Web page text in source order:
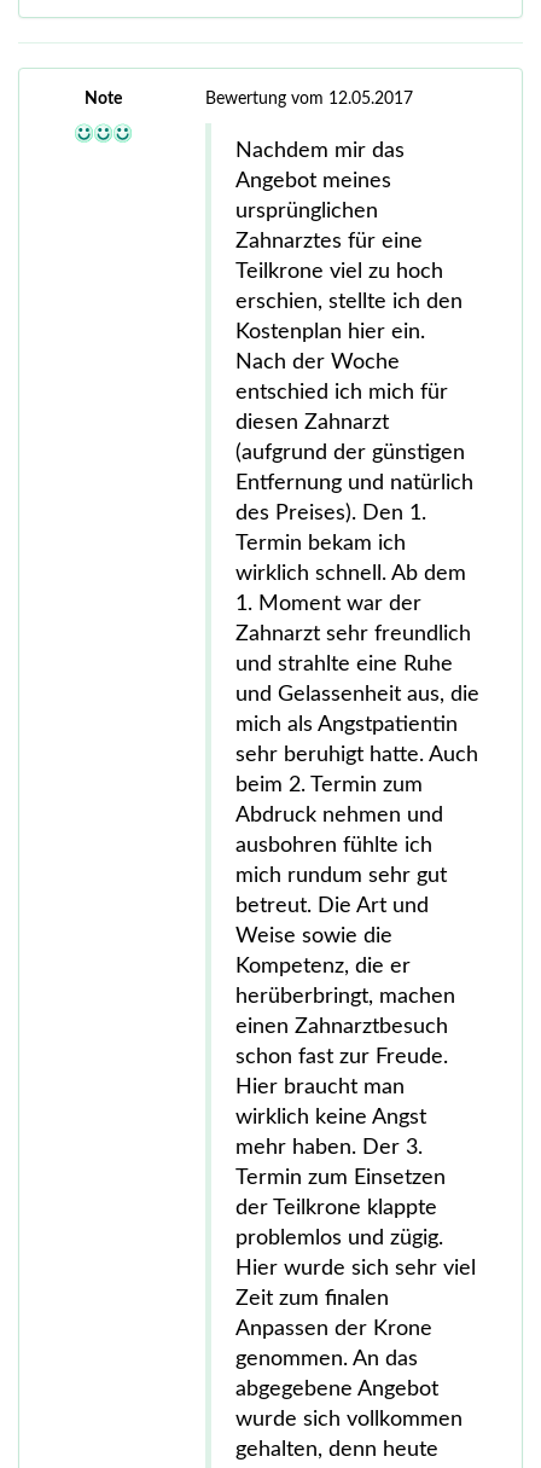
Note Bewertung vom 12.05.2017
Nachdem mir das
Angebot meines
ursprünglichen
Zahnarztes für eine
Teilkrone viel zu hoch
erschien, stellte ich den
Kostenplan hier ein.
Nach der Woche
entschied ich mich für
diesen Zahnarzt
(aufgrund der günstigen
Entfernung und natürlich
des Preises). Den 1.
Termin bekam ich
wirklich schnell. Ab dem
1. Moment war der
Zahnarzt sehr freundlich
und strahlte eine Ruhe
und Gelassenheit aus, die
mich als Angstpatientin
sehr beruhigt hatte. Auch
beim 2. Termin zum
Abdruck nehmen und
ausbohren fühlte ich
mich rundum sehr gut
betreut. Die Art und
Weise sowie die
Kompetenz, die er
herüberbringt, machen
einen Zahnarztbesuch
schon fast zur Freude.
Hier braucht man
wirklich keine Angst
mehr haben. Der 3.
Termin zum Einsetzen
der Teilkrone klappte
problemlos und zügig.
Hier wurde sich sehr viel
Zeit zum finalen
Anpassen der Krone
genommen. An das
abgegebene Angebot
wurde sich vollkommen
gehalten, denn heute